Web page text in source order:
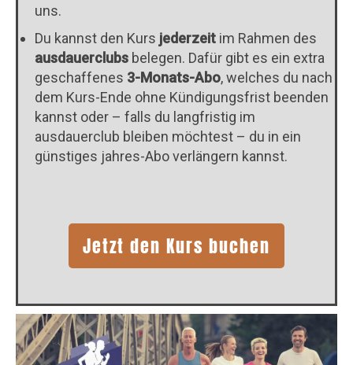
uns.
Du kannst den Kurs jederzeit im Rahmen des
ausdauerclubs belegen. Dafür gibt es ein extra
geschaffenes 3-Monats-Abo, welches du nach
dem Kurs-Ende ohne Kündigungsfrist beenden
kannst oder – falls du langfristig im
ausdauerclub bleiben möchtest – du in ein
günstiges jahres-Abo verlängern kannst.
Jetzt den Kurs buchen